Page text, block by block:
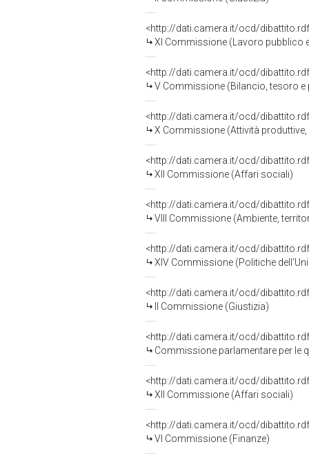
<http://dati.camera.it/ocd/
XI Commissione (Lavoro pubblico
<http://dati.camera.it/ocd/
V Commissione (Bilancio, tesoro
<http://dati.camera.it/ocd/
X Commissione (Attività
<http://dati.camera.it/ocd/
XII Commissione (Affari sociali)
<http://dati.camera.it/ocd/
VIII Commissione (Ambiente,
<http://dati.camera.it/ocd/
XIV Commissione (Politiche
<http://dati.camera.it/ocd/
II Commissione (Giustizia)
<http://dati.camera.it/ocd/
Commissione parlamentare per le
<http://dati.camera.it/ocd/
XII Commissione (Affari sociali)
<http://dati.camera.it/ocd/
VI Commissione (Finanze)